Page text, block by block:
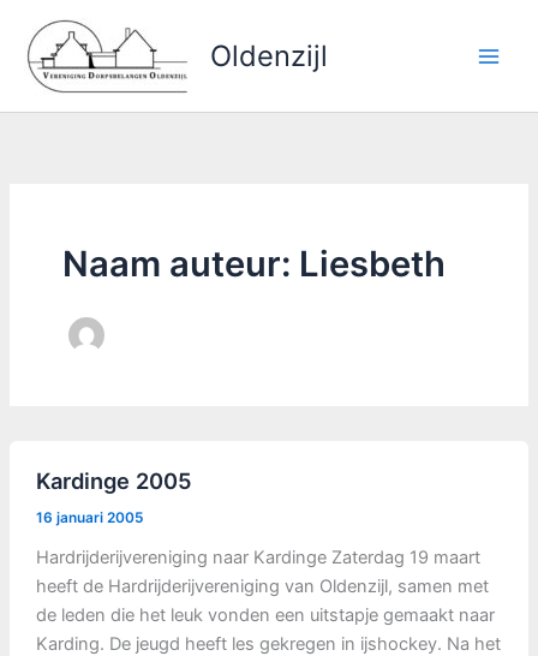
naar
Oldenzijl
Naam auteur: Liesbeth
Kardinge 2005
16 januari 2005
Hardrijderijvereniging naar Kardinge Zaterdag 19 maart
heeft de Hardrijderijvereniging van Oldenzijl, samen met
de leden die het leuk vonden een uitstapje gemaakt naar
Karding. De jeugd heeft les gekregen in ijshockey. Na het